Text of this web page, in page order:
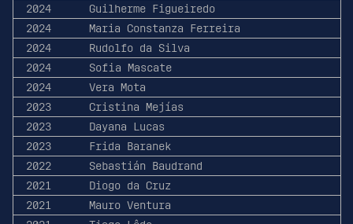
2024
Guilherme Figueiredo
2024
Maria Constanza Ferreira
2024
Rudolfo da Silva
2024
Sofia Mascate
2024
Vera Mota
2023
Cristina Mejías
2023
Dayana Lucas
2023
Frida Baranek
2022
Sebastián Baudrand
2021
Diogo da Cruz
2021
Mauro Ventura